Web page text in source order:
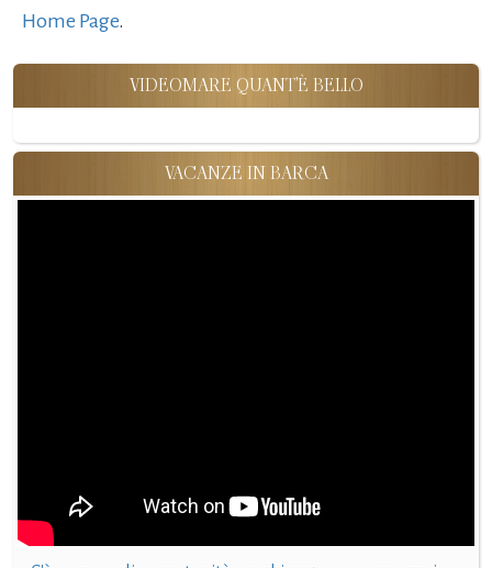
Home Page.
VIDEOMARE QUANT'È BELLO
VACANZE IN BARCA